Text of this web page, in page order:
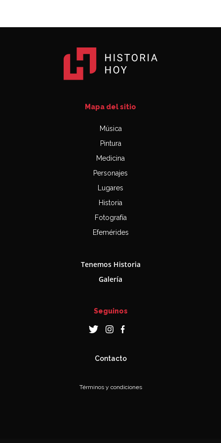
Mapa del sitio
Música
Pintura
Medicina
Personajes
Lugares
Historia
Fotografía
Efemérides
Tenemos Historia
Galería
Seguinos
Contacto
Términos y condiciones